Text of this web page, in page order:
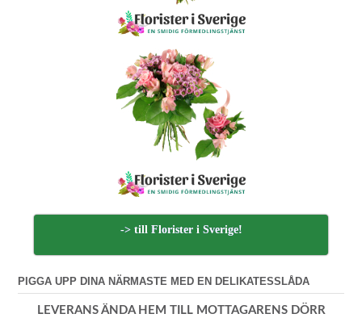
-> till Florister i Sverige!
PIGGA UPP DINA NÄRMASTE MED EN DELIKATESSLÅDA
LEVERANS ÄNDA HEM TILL MOTTAGARENS DÖRR